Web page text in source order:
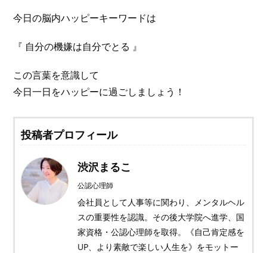
今日の脳内ハッピーキーワードは
『 自分の機嫌は自分でとる 』
この言葉を意識して
今日一日をハッピーに過ごしましょう！
投稿者プロフィール
渋沢まるこ
公認心理師
会社員として人事等に関わり、メンタルヘル
スの重要性を認識。その後大学院へ進学、国
家資格・公認心理師を取得。《自己肯定感を
UP、より素敵で楽しい人生を》をモットー